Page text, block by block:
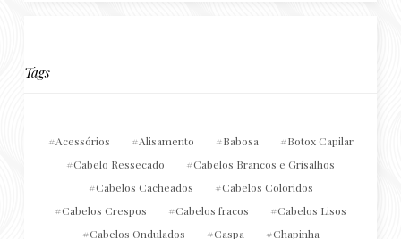
Tags
Acessórios Alisamento Babosa
Botox Capilar
Cabelo Ressecado
Cabelos Brancos e Grisalhos
Cabelos Cacheados
Cabelos Coloridos
Cabelos Crespos
Cabelos fracos
Cabelos Lisos
Cabelos Ondulados
Caspa
Chapinha